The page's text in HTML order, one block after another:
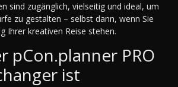
sind zugänglich, vielseitig und ideal, um
zu gestalten – selbst dann, wenn Sie
Ihrer kreativen Reise stehen.
pCon.planner PRO
ist